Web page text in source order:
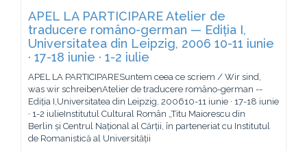
APEL LA PARTICIPARE Atelier de
traducere româno-german — Ediția I,
Universitatea din Leipzig, 2006 10-11 iunie
· 17-18 iunie · 1-2 iulie
APEL LA PARTICIPARESuntem ceea ce scriem / Wir sind,
was wir schreibenAtelier de traducere româno-german --
Ediția I,Universitatea din Leipzig, 200610-11 iunie · 17-18 iunie
· 1-2 iulieInstitutul Cultural Român „Titu Maiorescu din
Berlin și Centrul Național al Cărții, în parteneriat cu Institutul
de Romanistică al Universității